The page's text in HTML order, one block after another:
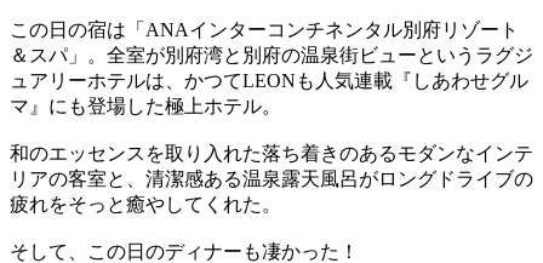
この日の宿は「ANAインターコンチネンタル別府リゾート
＆スパ」。全室が別府湾と別府の温泉街ビューというラグジ
ュアリーホテルは、かつてLEONも人気連載『しあわせグル
マ』にも登場した極上ホテル。
和のエッセンスを取り入れた落ち着きのあるモダンなインテ
リアの客室と、清潔感ある温泉露天風呂がロングドライブの
疲れをそっと癒やしてくれた。
そして、この日のディナーも凄かった！